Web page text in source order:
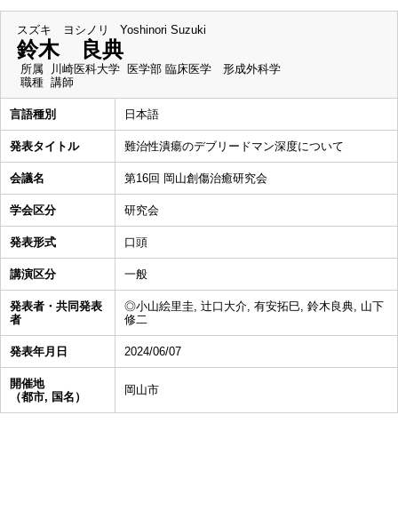
スズキ ヨシノリ Yoshinori Suzuki
鈴木 良典
所属
川崎医科大学 医学部 臨床医学 形成外科学
職種 講師
言語種別 日本語
発表タイトル 難治性潰瘍のデブリードマン深度について
会議名 第16回 岡山創傷治癒研究会
学会区分 研究会
発表形式 口頭
講演区分 一般
発表者・共同発表
者
◎小山絵里圭, 辻口大介, 有安拓巳, 鈴木良典, 山下
修二
発表年月日 2024/06/07
開催地
（都市, 国名）
岡山市